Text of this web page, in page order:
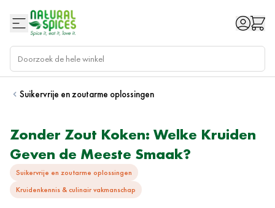
Suikervrije en zoutarme oplossingen
Zonder Zout Koken: Welke Kruiden
Geven de Meeste Smaak?
Suikervrije en zoutarme oplossingen
Kruidenkennis & culinair vakmanschap